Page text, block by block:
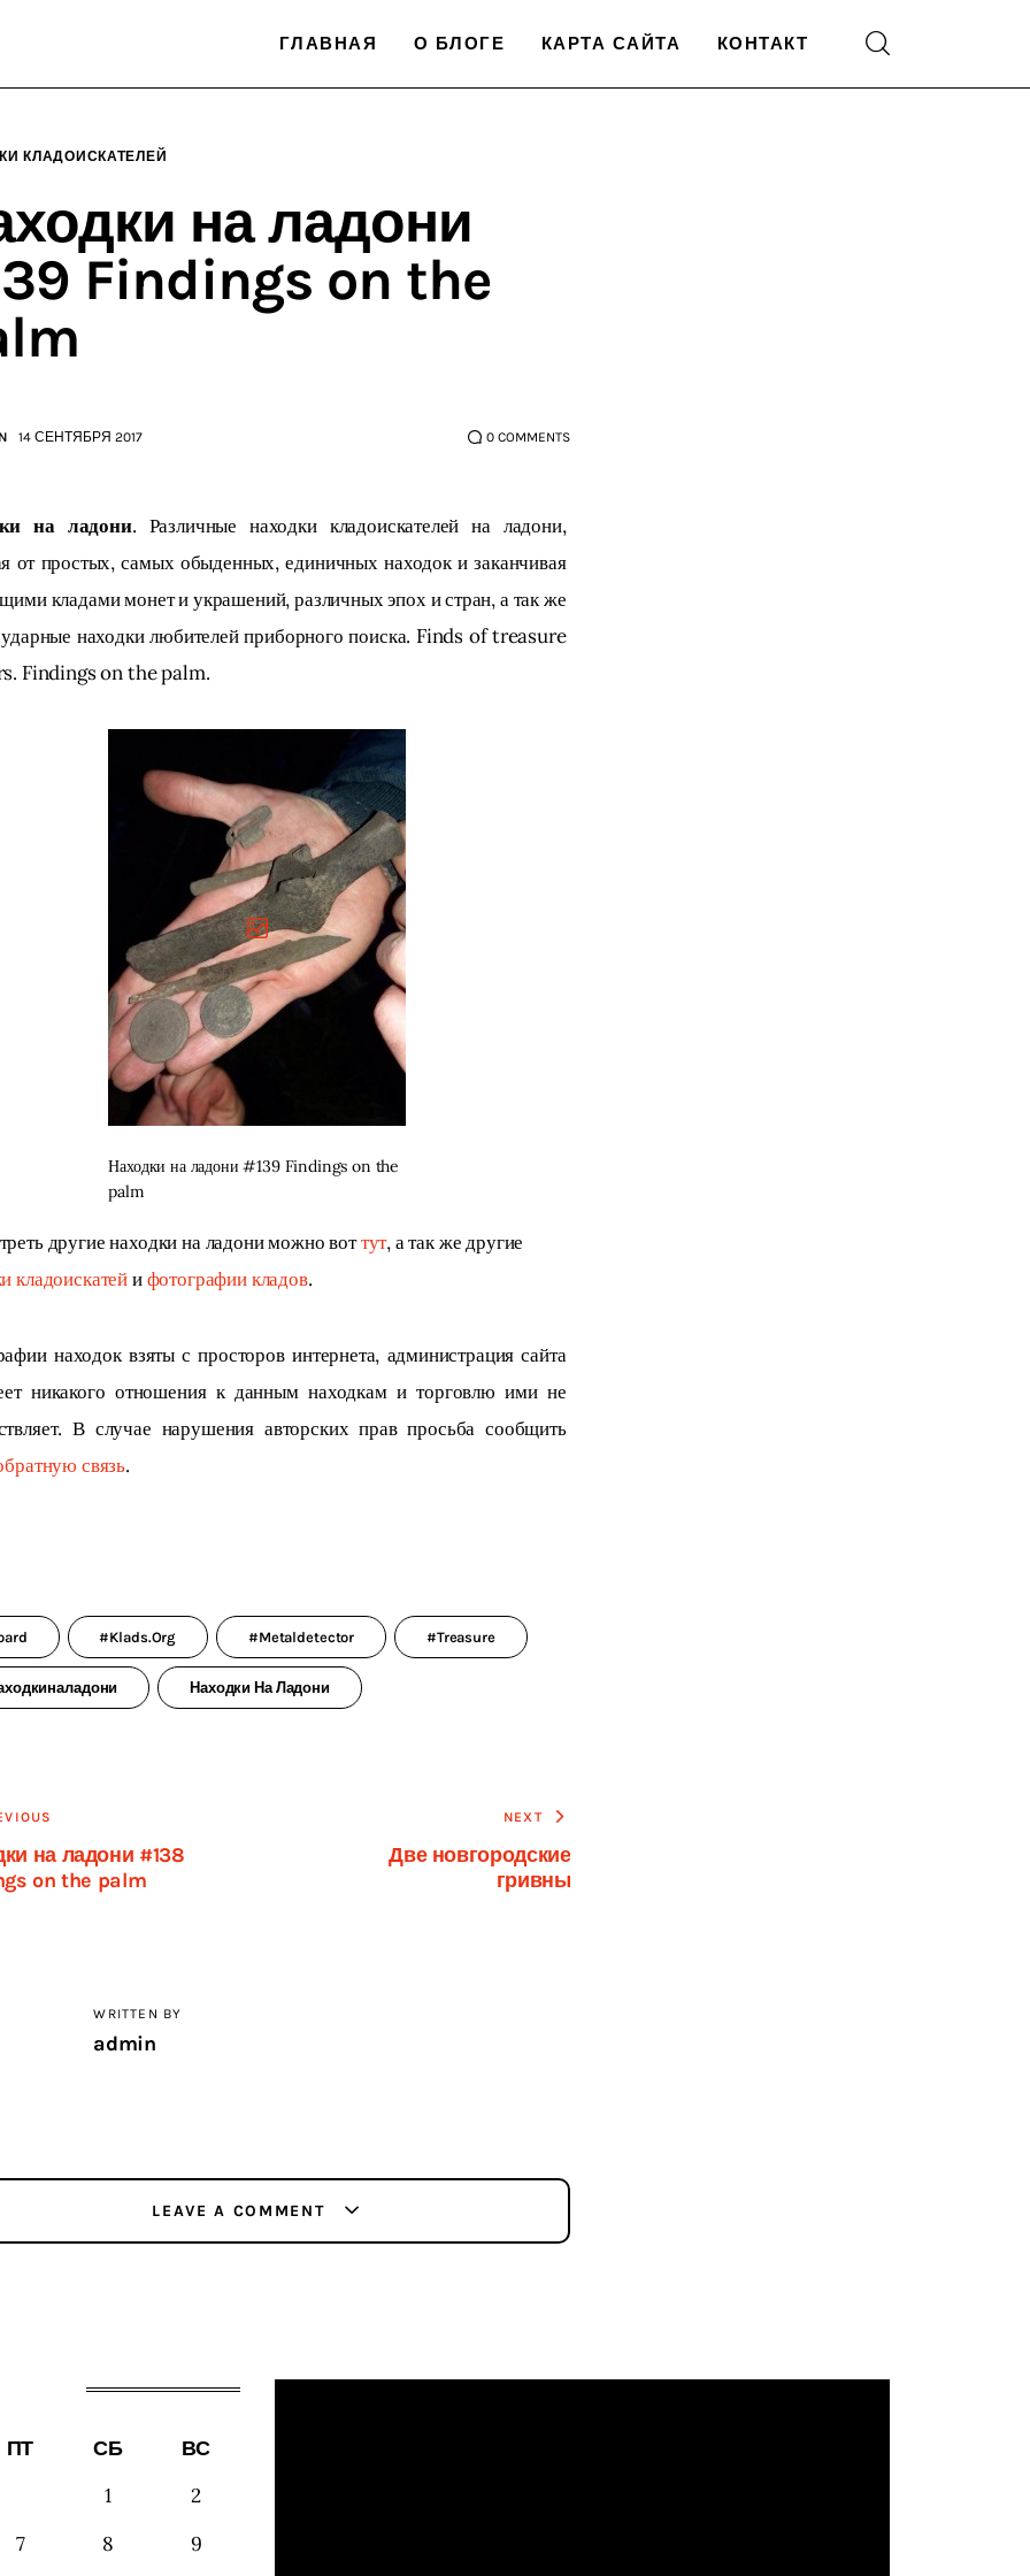
ГЛАВНАЯ О БЛОГЕ КАРТА САЙТА КОНТАКТ
КЛАДОИСКАТЕЛЕЙ
на ладони
Findings on the
14 СЕНТЯБРЯ 2017 0 COMMENTS
на ладони. Различные находки кладоискателей на ладони,
от простых, самых обыденных, единичных находок и заканчивая
кладами монет и украшений, различных эпох и стран, а так же
находки любителей приборного поиска. Finds of treasure
Findings on the palm.
Находки на ладони #139 Findings on the
palm
другие находки на ладони можно вот тут, а так же другие
кладоискатей и фотографии кладов.
находок взяты с просторов интернета, администрация сайта
никакого отношения к данным находкам и торговлю ими не
В случае нарушения авторских прав просьба сообщить
связь.
#klads.org #metaldetector #treasure
Находки На Ладони
на ладони #138
on the palm
NEXT
Две новгородские
гривны
WRITTEN BY
admin
LEAVE A COMMENT
ПТ СБ
ВС
1
2
7 8 9